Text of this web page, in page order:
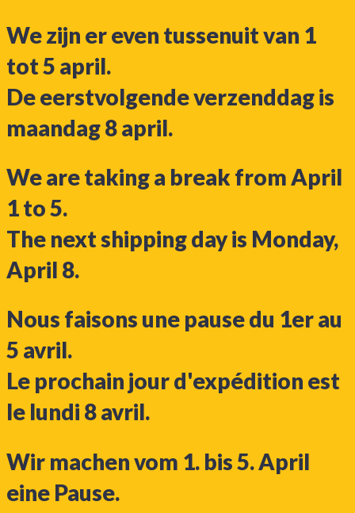
We zijn er even tussenuit van 1
tot 5 april.
De eerstvolgende verzenddag is
maandag 8 april.
We are taking a break from April
1 to 5.
The next shipping day is Monday,
April 8.
Nous faisons une pause du 1er au
5 avril.
Le prochain jour d'expédition est
le lundi 8 avril.
Wir machen vom 1. bis 5. April
eine Pause.